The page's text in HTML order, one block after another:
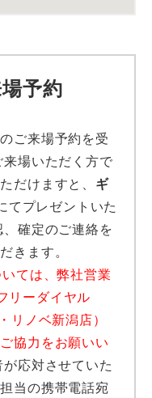
予約
ご来場予約を受
場いただく方で
だけますと、 ギ
てプレゼントいた
確定のご連絡を
きます。
ては、弊社営業
リーダイヤル
ノベ新潟店）
協力をお願いい
応対させていた
当の携帯電話宛